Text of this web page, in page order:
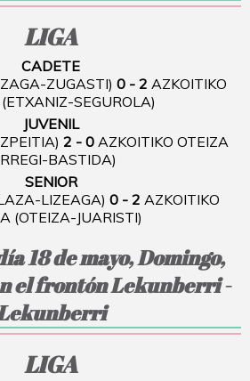
LIGA
CADETE
ZUGASTI) 0 - 2 AZKOITIKO
SEGUROLA)
JUVENIL
2 - 0 AZKOITIKO OTEIZA
BASTIDA)
SENIOR
LIZEAGA) 0 - 2 AZKOITIKO
(OTEIZA-JUARISTI)
18 de mayo, Domingo,
el frontón Lekunberri -
LIGA